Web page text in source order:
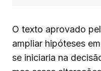
O texto aprovado
ampliar hipóteses
se iniciaria na